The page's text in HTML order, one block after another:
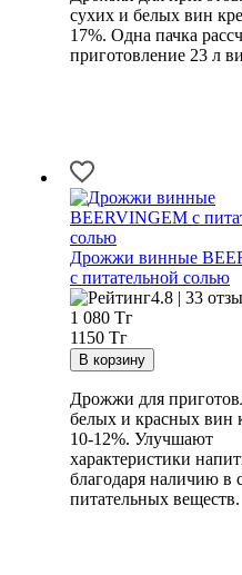
сухих и белых вин
17%. Одна пачка
приготовление 23 л
Дрожжи винные
с питательной солью
4.8 | 33
1 080 Тг
1150 Тг
Дрожжи для
белых и красных вин
10-12%. Улучшают
характеристики
благодаря наличию в
питательных веществ.